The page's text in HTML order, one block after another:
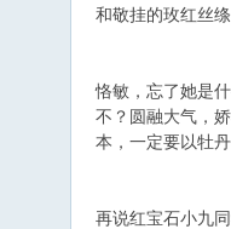
和敬挂的玫红丝
恪敏，忘了她是
不？圆融大气，
本，一定要以牡
再说红宝石小九